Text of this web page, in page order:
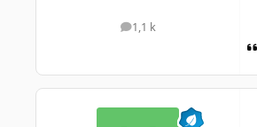
1,1 k
messages